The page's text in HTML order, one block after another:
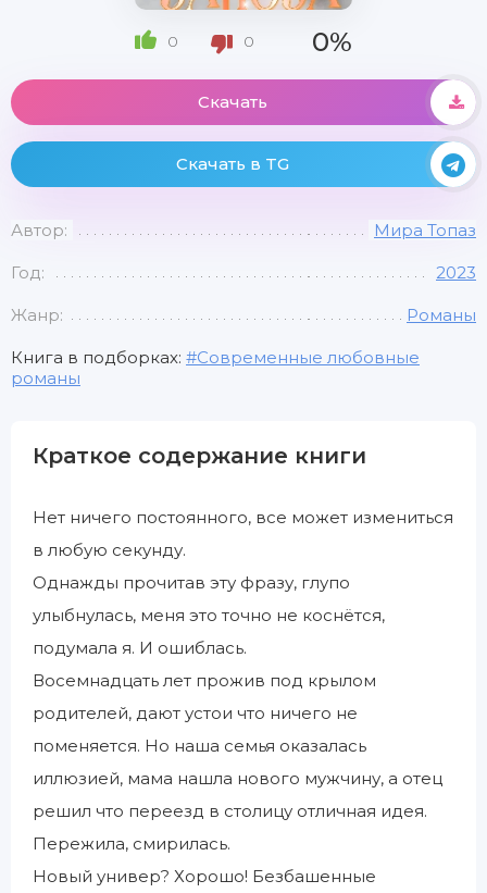
0 0 0%
Скачать
Скачать в TG
Автор: Мира Топаз
Год: 2023
Жанр: Романы
Книга в подборках:
Современные любовные
романы
Краткое содержание книги
Нет ничего постоянного, все может измениться
в любую секунду.
Однажды прочитав эту фразу, глупо
улыбнулась, меня это точно не коснётся,
подумала я. И ошиблась.
Восемнадцать лет прожив под крылом
родителей, дают устои что ничего не
поменяется. Но наша семья оказалась
иллюзией, мама нашла нового мужчину, а отец
решил что переезд в столицу отличная идея.
Пережила, смирилась.
Новый универ? Хорошо! Безбашенные